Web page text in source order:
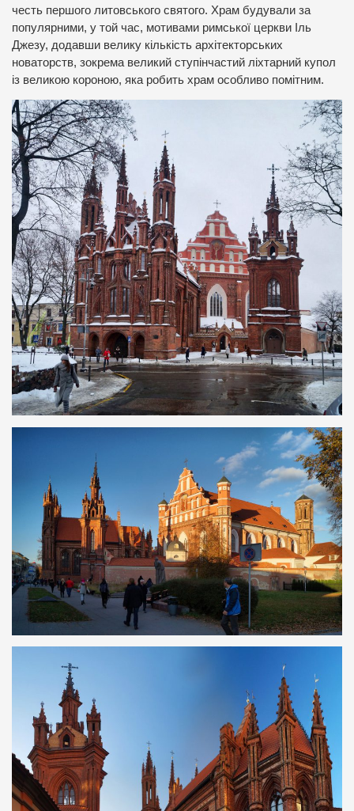
честь першого литовського святого. Храм будували за
популярними, у той час, мотивами римської церкви Іль
Джезу, додавши велику кількість архітекторських
новаторств, зокрема великий ступінчастий ліхтарний купол
із великою короною, яка робить храм особливо помітним.